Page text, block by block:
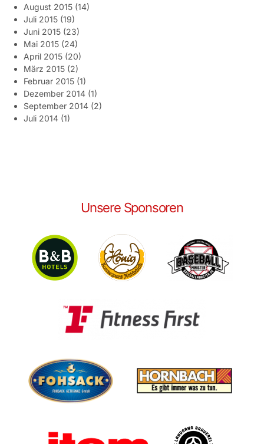
August 2015 (14)
Juli 2015 (19)
Juni 2015 (23)
Mai 2015 (24)
April 2015 (20)
März 2015 (2)
Februar 2015 (1)
Dezember 2014 (1)
September 2014 (2)
Juli 2014 (1)
Unsere Sponsoren